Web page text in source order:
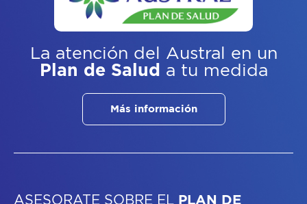
La atención del Austral
en un
Plan de Salud a tu medida
Más información